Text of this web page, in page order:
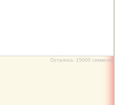
Осталось: 15000 символов